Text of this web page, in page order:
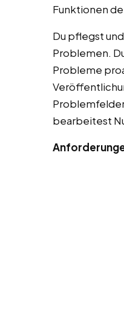
Funktionen
Du pflegst
Problemen.
Probleme
bearbeitest